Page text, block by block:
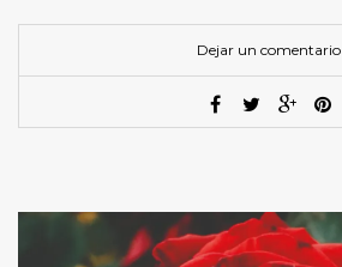
Dejar un comentario